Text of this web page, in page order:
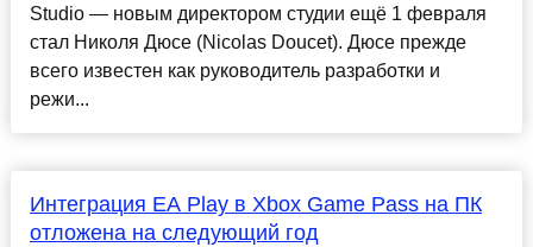
Studio — новым директором студии ещё 1 февраля
стал Николя Дюсе (Nicolas Doucet). Дюсе прежде
всего известен как руководитель разработки и
режи...
Интеграция EA Play в Xbox Game Pass на ПК
отложена на следующий год